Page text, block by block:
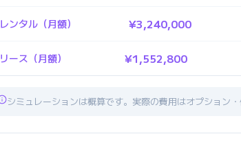
レンタル（月額） ¥3,240,000
リース（月額） ¥1,552,800
シミュレーションは概算です。実際の費用はオプション